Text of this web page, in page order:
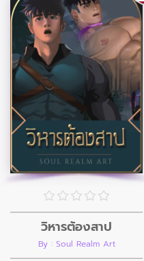
วิหารต้องสาป
By : Soul Realm Art